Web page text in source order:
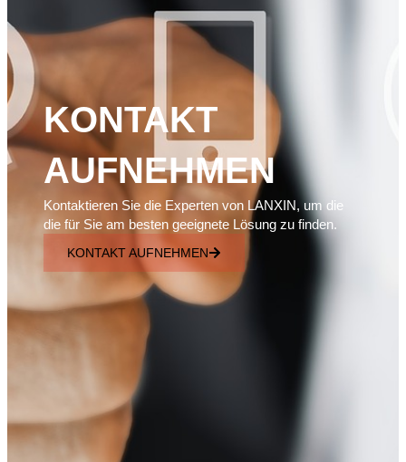
KONTAKT
AUFNEHMEN
Kontaktieren Sie die Experten von LANXIN, um die
die für Sie am besten geeignete Lösung zu finden.
KONTAKT AUFNEHMEN